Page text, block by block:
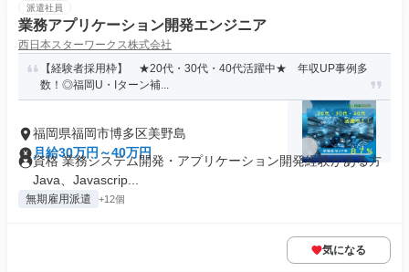
派遣社員
業務アプリケーション開発エンジニア
西日本スターワークス株式会社
【経験者採用枠】 ★20代・30代・40代活躍中★ 年収UP事例多
数！◎福岡U・Iターン補...
福岡県福岡市博多区美野島
月給30万円～40万円
資格 業務システム開発・アプリケーション開発経験がある方
Java、Javascrip...
無期雇用派遣 +12個
気になる